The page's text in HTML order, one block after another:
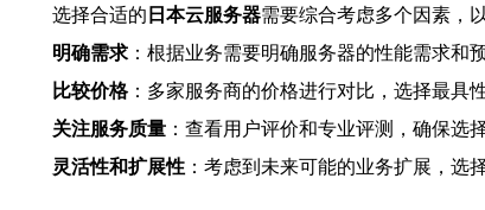
选择合适的 日本云服务器需要综合考虑多个因素，
明确需求 ：根据业务需要明确服务器的性能需求和预
比较价格：多家服务商的价格进行对比，选择最具
关注服务质量 ：查看用户评价和专业评测，确保选
灵活性和扩展性 ：考虑到未来可能的业务扩展，选